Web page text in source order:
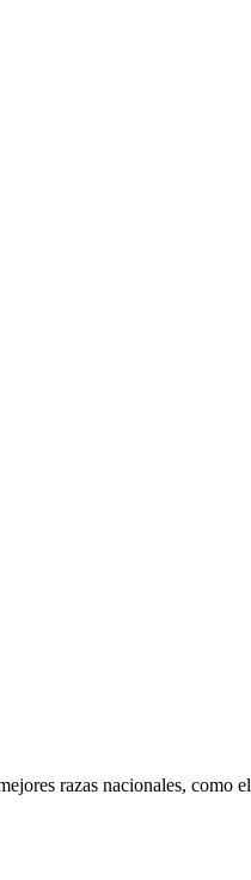
razas nacionales, como el